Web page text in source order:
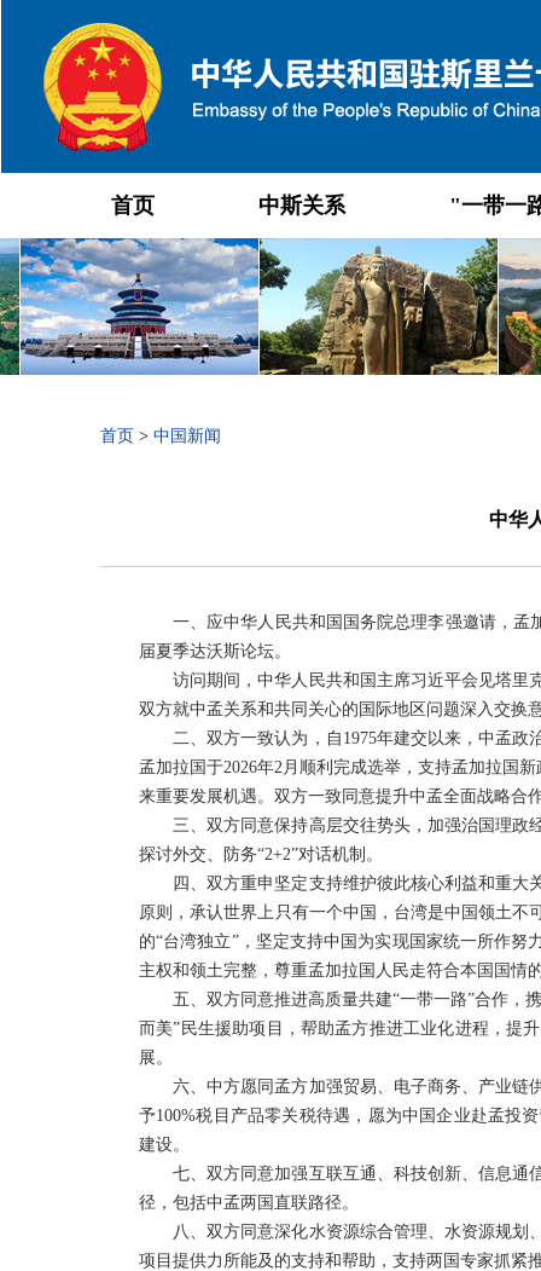
首页 中斯关系 "一带一
首页 > 中国新闻
中华
一、应中华人民共和国国务院总理李强邀请，孟
届夏季达沃斯论坛。
访问期间，中华人民共和国主席习近平会见塔里
双方就中孟关系和共同关心的国际地区问题深入交换
二、双方一致认为，自1975年建交以来，中孟
孟加拉国于2026年2月顺利完成选举，支持孟加拉国
来重要发展机遇。双方一致同意提升中孟全面战略合
三、双方同意保持高层交往势头，加强治国理政
探讨外交、防务“2+2”对话机制。
四、双方重申坚定支持维护彼此核心利益和重大
原则，承认世界上只有一个中国，台湾是中国领土
的“台湾独立”，坚定支持中国为实现国家统一所作
主权和领土完整，尊重孟加拉国人民走符合本国国情
五、双方同意推进高质量共建“一带一路”合作，
而美”民生援助项目，帮助孟方推进工业化进程，提
展。
六、中方愿同孟方加强贸易、电子商务、产业链
予100%税目产品零关税待遇，愿为中国企业赴孟投
建设。
七、双方同意加强互联互通、科技创新、信息通
径，包括中孟两国直联路径。
八、双方同意深化水资源综合管理、水资源规
项目提供力所能及的支持和帮助，支持两国专家抓紧